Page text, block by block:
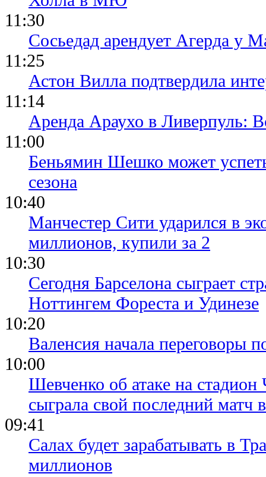
11:30
Сосьедад арендует Агерда у
11:25
Астон Вилла подтвердила
11:14
Аренда Араухо в Ливерпуль:
11:00
Беньямин Шешко может
сезона
10:40
Манчестер Сити ударился в
миллионов, купили за 2
10:30
Сегодня Барселона сыграет
Ноттингем Фореста и Удинезе
10:20
Валенсия начала переговоры
10:00
Шевченко об атаке на
сыграла свой последний матч
09:41
Салах будет зарабатывать в
миллионов